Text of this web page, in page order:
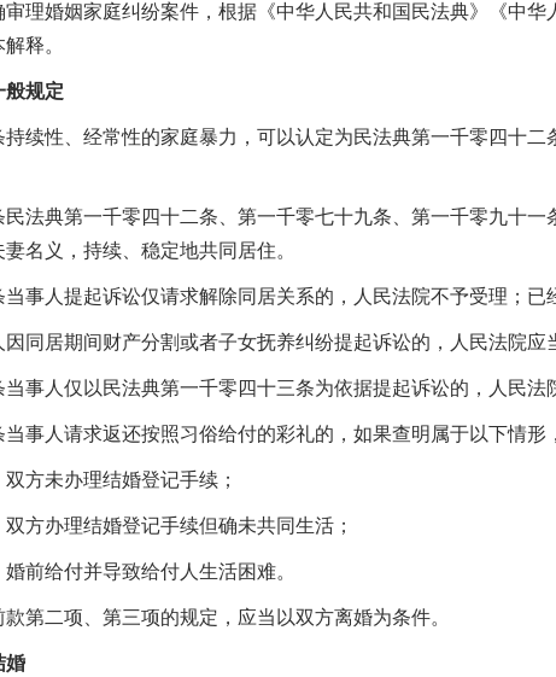
婚姻家庭纠纷案件，根据《中华人民共和国民法典》《中华
释。
规定
性、经常性的家庭暴力，可以认定为民法典第一千零四十二
典第一千零四十二条、第一千零七十九条、第一千零九十一
名义，持续、稳定地共同居住。
人提起诉讼仅请求解除同居关系的，人民法院不予受理；已
居期间财产分割或者子女抚养纠纷提起诉讼的，人民法院应
人仅以民法典第一千零四十三条为依据提起诉讼的，人民法
人请求返还按照习俗给付的彩礼的，如果查明属于以下情形
未办理结婚登记手续；
办理结婚登记手续但确未共同生活；
给付并导致给付人生活困难。
二项、第三项的规定，应当以双方离婚为条件。